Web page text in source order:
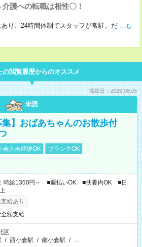
護への転職は相性〇！
り、24時間体制でスタッフが常駐。だ ...も
の閲覧履歴からのオススメ
掲載日：2026.08.05
未読
集】おばあちゃんのお散歩付
会人未経験OK
ブランクOK
時給1350円～ ■週払いOK ■扶養内OK ■日
給あり
額支給
区
/ 西小倉駅 / 南小倉駅 / …